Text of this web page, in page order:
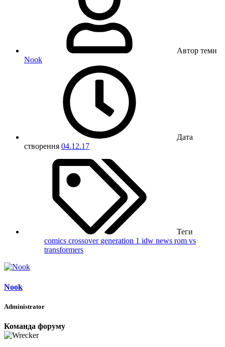
Автор теми
Nook
Дата
створення 04.12.17
Теги
comics crossover generation 1 idw news rom vs
transformers
Nook
Administrator
Команда форуму